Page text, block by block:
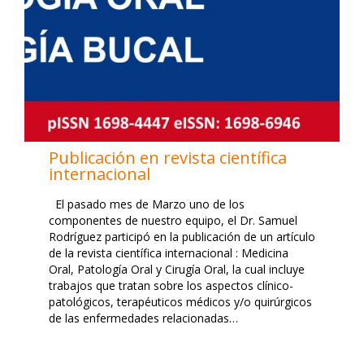
Publicación en revista científica
internacional
El pasado mes de Marzo uno de los
componentes de nuestro equipo, el Dr. Samuel
Rodríguez participó en la publicación de un artículo
de la revista científica internacional : Medicina
Oral, Patología Oral y Cirugía Oral, la cual incluye
trabajos que tratan sobre los aspectos clínico-
patológicos, terapéuticos médicos y/o quirúrgicos
de las enfermedades relacionadas…